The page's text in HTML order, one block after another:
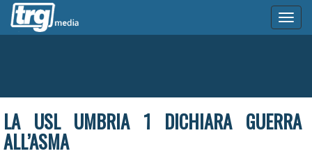
LA USL UMBRIA 1 DICHIARA GUERRA
ALL’ASMA